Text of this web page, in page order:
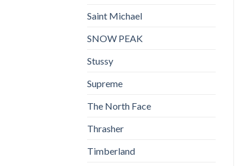
Saint Michael
SNOW PEAK
Stussy
Supreme
The North Face
Thrasher
Timberland